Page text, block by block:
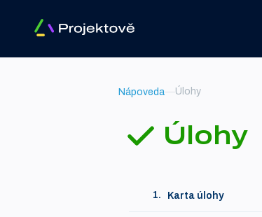
Nápoveda Úlohy
Úlohy
1. Karta úlohy